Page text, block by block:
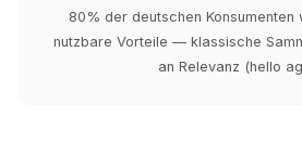
80% der deutschen Konsumenten
nutzbare Vorteile — klassische
an Relevanz (hello